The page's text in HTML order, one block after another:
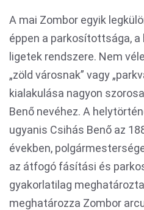
A mai Zombor egyik
éppen a parkosítottsága,
ligetek rendszere. Nem
„zöld városnak” vagy
kialakulása nagyon
Benő nevéhez. A
ugyanis Csihás Benő az
években,
az átfogó fásítási és
gyakorlatilag
meghatározza Zombor